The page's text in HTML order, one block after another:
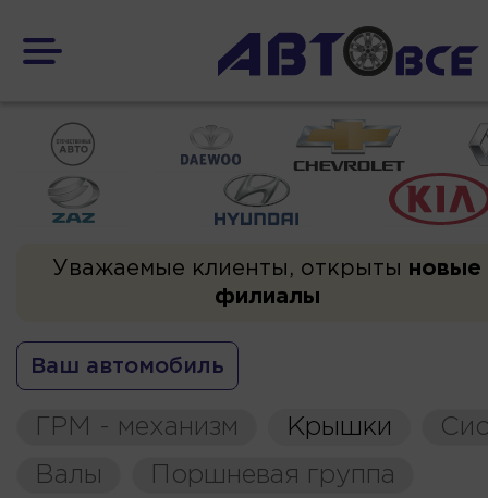
Уважаемые клиенты, открыты новые
филиалы
Ваш автомобиль
ГРМ - механизм Крышки
Валы
Поршневая группа